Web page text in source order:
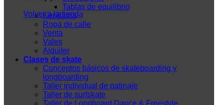
Volver a la tienda
Tablas de equilibrio
Kendama
Ropa de calle
Venta
Vales
Alquiler
Clases de skate
Conceptos básicos de skateboarding y
longboarding
Taller individual de patinaje
Taller de surfskate
Taller de Longboard Dance & Freestyle